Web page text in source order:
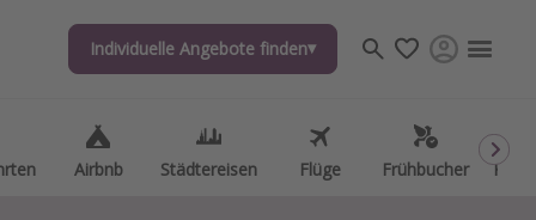
Individuelle Angebote finden
Airbnb Städtereisen Flüge Frühbucher
Individuelle Angebote finden
Airbnb Städtereisen Flüge Frühbucher